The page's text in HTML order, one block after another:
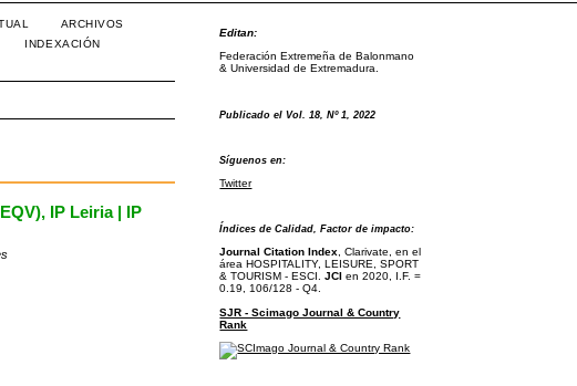
Editan:
Federación Extremeña de Balonmano
& Universidad de Extremadura.
Publicado el Vol. 18, Nº 1, 2022
Síguenos en:
Twitter
Índices de Calidad, Factor de impacto:
Journal Citation Index, Clarivate, en el
áreaHOSPITALITY, LEISURE, SPORT
& TOURISM - ESCI. JCI en 2020, I.F. =
0.19, 106/128 - Q4.
SJR - Scimago Journal & Country
Rank
ARCHIVOS
INDEXACIÓN
IP Leiria | IP